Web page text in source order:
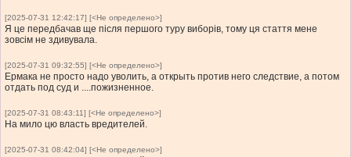
[2025-07-31 12:42:17] [<Не определено>]
Я це передбачав ще після першого туру виборів, тому ця стаття мене
зовсім не здивувала.
[2025-07-31 09:32:55] [<Не определено>]
Ермака не просто надо уволить, а открыть против него следствие, а потом
отдать под суд и ....пожизненное.
[2025-07-31 08:43:11] [<Не определено>]
На мило цю власть вредителей.
[2025-07-31 08:42:04] [<Не определено>]